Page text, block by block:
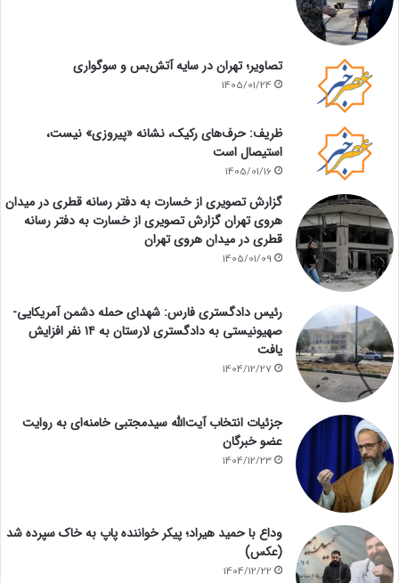
تصاویر؛ تهران در سایه آتش‌بس و سوگواری
1405/01/24
ظریف: حرف‌های رکیک، نشانه «پیروزی» نیست،
استیصال است
1405/01/16
گزارش تصویری از خسارت به دفتر رسانه قطری در میدان
هروی تهران گزارش تصویری از خسارت به دفتر رسانه
قطری در میدان هروی تهران
1405/01/09
رئیس دادگستری فارس: شهدای حمله دشمن آمریکایی-
صهیونیستی به دادگستری لارستان به ۱۴ نفر افزایش
یافت
1404/12/27
جزئیات انتخاب آیت‌الله سیدمجتبی خامنه‌ای به روایت
عضو خبرگان
1404/12/23
وداع با حمید هیراد؛ پیکر خواننده پاپ به خاک سپرده شد
(عکس)
1404/12/22